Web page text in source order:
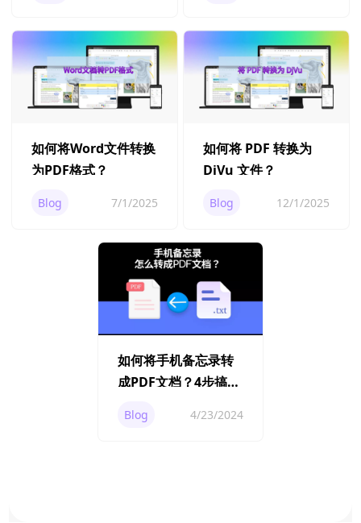
如何将Word文件转换
为PDF格式？
Blog 7/1/2025
如何将 PDF 转换为
DjVu 文件？
Blog 12/1/2025
如何将手机备忘录转
成PDF文档？4步搞定
Blog 4/23/2024